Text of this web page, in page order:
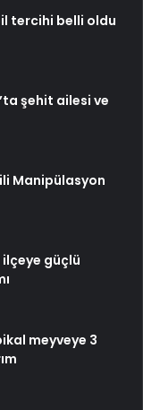
tercihi belli oldu
şehit ailesi ve
Manipülasyon
ilçeye güçlü
meyveye 3